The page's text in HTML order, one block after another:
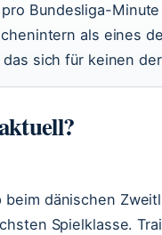
Bundesliga-
als eines
sich für keinen
dänischen
Spielklasse.